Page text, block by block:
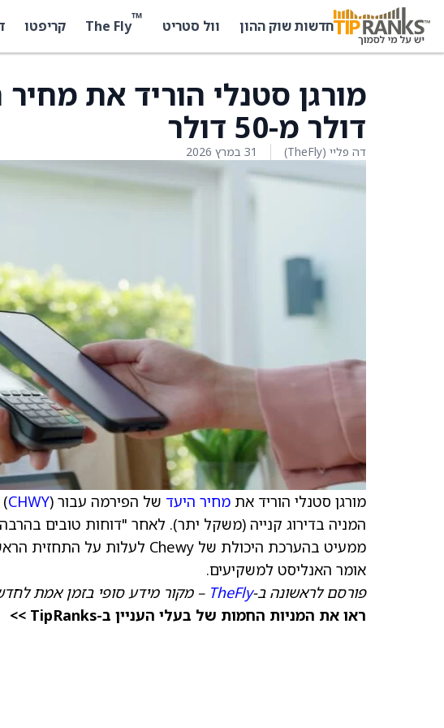
חדשות שוק ההון וול סטריט ™
The Fly קריפטו
דולר מ-50 דולר
דה פליי (TheFly) 31 במרץ 2026
מורגן סטנלי הוריד את מחיר היעד של הפירמה עבור Chewy ( CHWY
המניה בדירוג קנייה (משקל יתר). לאחר "דוחות טובים
אומר האנליסט למשקיעים.
פורסם לראשונה ב-TheFly – מקור מידע סופי בזמן אמת
ראו את המניות החמות של בעלי העניין ב-TipRanks >>